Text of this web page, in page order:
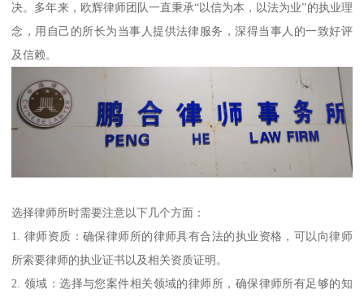
决。多年来，欧辉律师团队一直秉承“以信为本，以法为业”的执业理
念，用自己的所长为当事人提供法律服务，深得当事人的一致好评
及信赖。
选择律师所时需要注意以下几个方面：
1. 律师资质：确保律师所的律师具有合法的执业资格，可以向律师
所索要律师的执业证书以及相关资质证明。
2. 领域：选择与您案件相关领域的律师所，确保律师所有足够的知